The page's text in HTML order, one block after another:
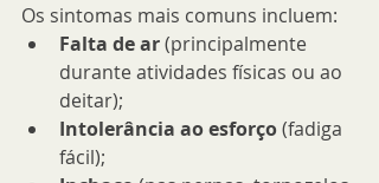
Os sintomas mais comuns incluem:
Falta de ar (principalmente
durante atividades físicas ou ao
deitar);
Intolerância ao esforço (fadiga
fácil);